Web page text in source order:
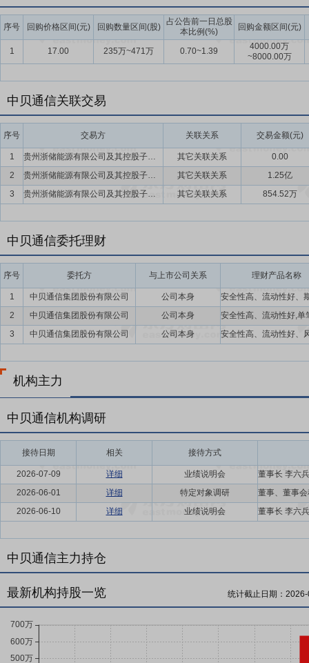
序号 回购价格区间(元) 回购数量区间(股)
占公告前一日总股
本比例(%)
回购金额区间(元)
1 17.00 235万~471万 0.70~1.39
4000.00万
~8000.00万
中贝通信关联交易
序号 交易方 关联关系 交易金额(元)
1 贵州浙储能源有限公司及其控股子公司 其它关联关系
0.00
2
贵州浙储能源有限公司及其控股子公司 其它关联关系
1.25亿
3
贵州浙储能源有限公司及其控股子公司 其它关联关系 854.52万
中贝通信委托理财
序号 委托方 与上市公司关系 理财产品名称
1 中贝通信集团股份有限公司
公司本身
2
中贝通信集团股份有限公司
公司本身
3
中贝通信集团股份有限公司 公司本身
机构主力
中贝通信机构调研
接待日期 相关 接待方式
2026-07-09 详细
业绩说明会
2026-06-01
详细
特定对象调研
2026-06-10
详细 业绩说明会
中贝通信主力持仓
最新机构持股一览 统计截止日期：